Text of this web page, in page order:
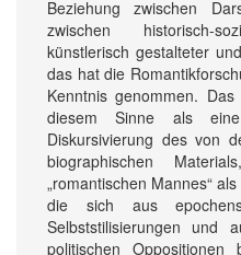
Beziehung zwischen
zwischen historisch-
künstlerisch gestalteter
das hat die
Kenntnis genommen.
diesem Sinne als eine
Diskursivierung des von
biographischen
„romantischen Mannes“
die sich aus
Selbststilisierungen und
politischen